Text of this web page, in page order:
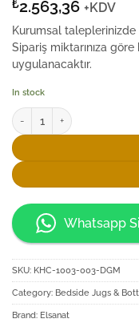
₺2.563,36 +KDV
Kurumsal
Sipariş miktarınıza
uygulanacaktır.
In stock
Elsanat İstanbul Kazanı
Whatsapp
SKU: KHC-1003-003-DGM
Category: Bedside Jugs &
Brand: Elsanat